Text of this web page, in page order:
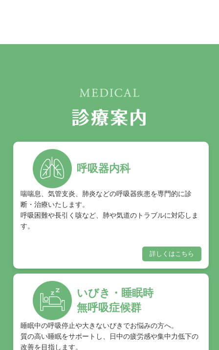
呼吸器内科
喘喘息、気管支炎、肺炎などの呼吸器疾患を専門的に診
断・治療いたします。
呼吸困難や長引く咳など、肺や気道のトラブルに対応しま
す。
詳しくはこちら
いびき・睡眠時
無呼吸症候群
睡眠中の呼吸停止や大きないびきでお悩みの方へ。
質の高い睡眠をサポートし、日中の疲労感や集中力低下の
改善を目指します。